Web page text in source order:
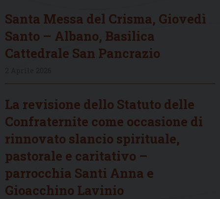
Santa Messa del Crisma, Giovedì
Santo – Albano, Basilica
Cattedrale San Pancrazio
La revisione dello Statuto delle
Confraternite come occasione di
rinnovato slancio spirituale,
pastorale e caritativo –
parrocchia Santi Anna e
Gioacchino Lavinio